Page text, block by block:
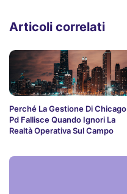
Articoli correlati
Perché La Gestione Di Chicago
Pd Fallisce Quando Ignori La
Realtà Operativa Sul Campo